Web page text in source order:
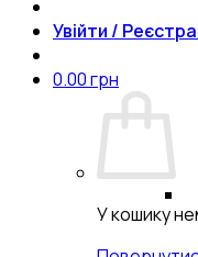
Увійти /
0.00грн
У кошику